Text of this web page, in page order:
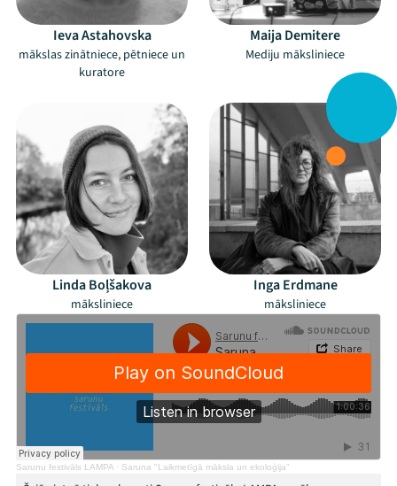
Ieva Astahovska
mākslas zinātniece, pētniece un
kuratore
Maija Demitere
Mediju māksliniece
Linda Boļšakova
māksliniece
Inga Erdmane
māksliniece
Sarunu festivāls LAMPA · Saruna "Laikmetīgā māksla un ekoloģija"